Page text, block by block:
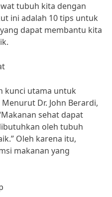
tubuh kita dengan
ini adalah 10 tips untuk
dapat membantu kita
kunci utama untuk
Dr. John Berardi,
sehat dapat
oleh tubuh
Oleh karena itu,
makanan yang